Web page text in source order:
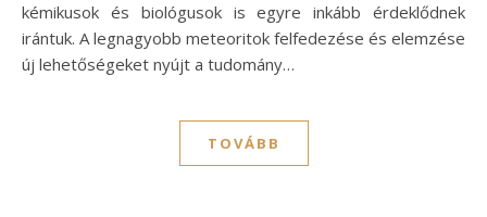
kémikusok és biológusok is egyre inkább érdeklődnek
irántuk. A legnagyobb meteoritok felfedezése és elemzése
új lehetőségeket nyújt a tudomány…
TOVÁBB